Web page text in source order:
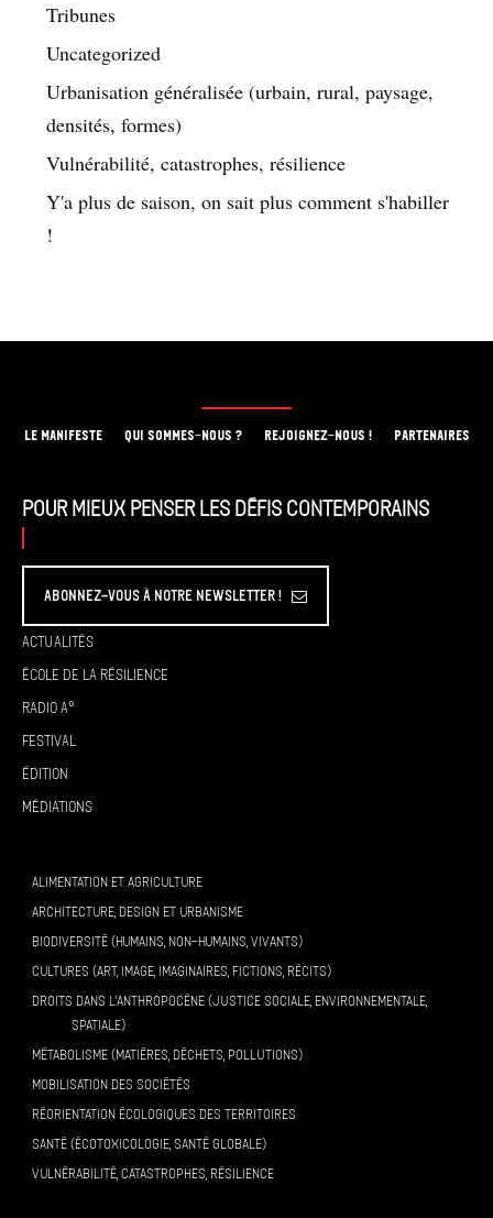
Tribunes
Uncategorized
Urbanisation généralisée (urbain, rural, paysage,
densités, formes)
Vulnérabilité, catastrophes, résilience
Y'a plus de saison, on sait plus comment s'habiller
!
LE MANIFESTE QUI SOMMES-NOUS ? REJOIGNEZ-NOUS ! PARTENAIRES
Pour mieux penser les défis contemporains
Abonnez-vous à Notre Newsletter !
Actualités
École de la résilience
Radio A°
Festival
Édition
Médiations
ALIMENTATION ET AGRICULTURE
ARCHITECTURE, DESIGN ET URBANISME
BIODIVERSITÉ (HUMAINS, NON-HUMAINS, VIVANTS)
CULTURES (ART, IMAGE, IMAGINAIRES, FICTIONS, RÉCITS)
DROITS DANS L’ANTHROPOCÈNE (JUSTICE SOCIALE, ENVIRONNEMENTALE,
SPATIALE)
MÉTABOLISME (MATIÈRES, DÉCHETS, POLLUTIONS)
MOBILISATION DES SOCIÉTÉS
RÉORIENTATION ÉCOLOGIQUES DES TERRITOIRES
SANTÉ (ÉCOTOXICOLOGIE, SANTÉ GLOBALE)
VULNÉRABILITÉ, CATASTROPHES, RÉSILIENCE